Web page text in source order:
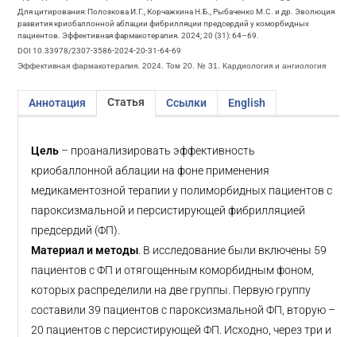
Для цитирования: Полозкова И.Г., Корчажкина Н.Б., Рыбаченко М.С. и др. Эволюция
развития криобаллонной аблации фибрилляции предсердий у коморбидных
пациентов. Эффективная фармакотерапия. 2024; 20 (31): 64–69.
DOI 10.33978/2307-3586-2024-20-31-64-69
Эффективная фармакотерапия. 2024. Том 20. № 31. Кардиология и ангиология
Аннотация Статья Ссылки English
Цель – проанализировать эффективность
криобаллонной аблации на фоне применения
медикаментозной терапии у полиморбидных пациентов с
пароксизмальной и персистирующей фибрилляцией
предсердий (ФП).
Материал и методы . В исследование были включены 59
пациентов с ФП и отягощенным коморбидным фоном,
которых распределили на две группы. Первую группу
составили 39 пациентов с пароксизмальной ФП, вторую –
20 пациентов с персистирующей ФП. Исходно, через три и